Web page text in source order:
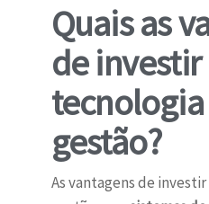
Quais as
de
gestão?
As vantagens de